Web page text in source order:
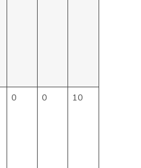
0 0 10